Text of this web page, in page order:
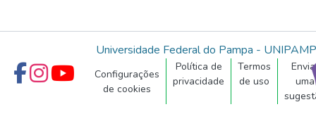
Universidade Federal do Pampa -
Configurações
de cookies
Política de
privacidade
Termos
de uso
uma